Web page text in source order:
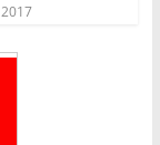
2017